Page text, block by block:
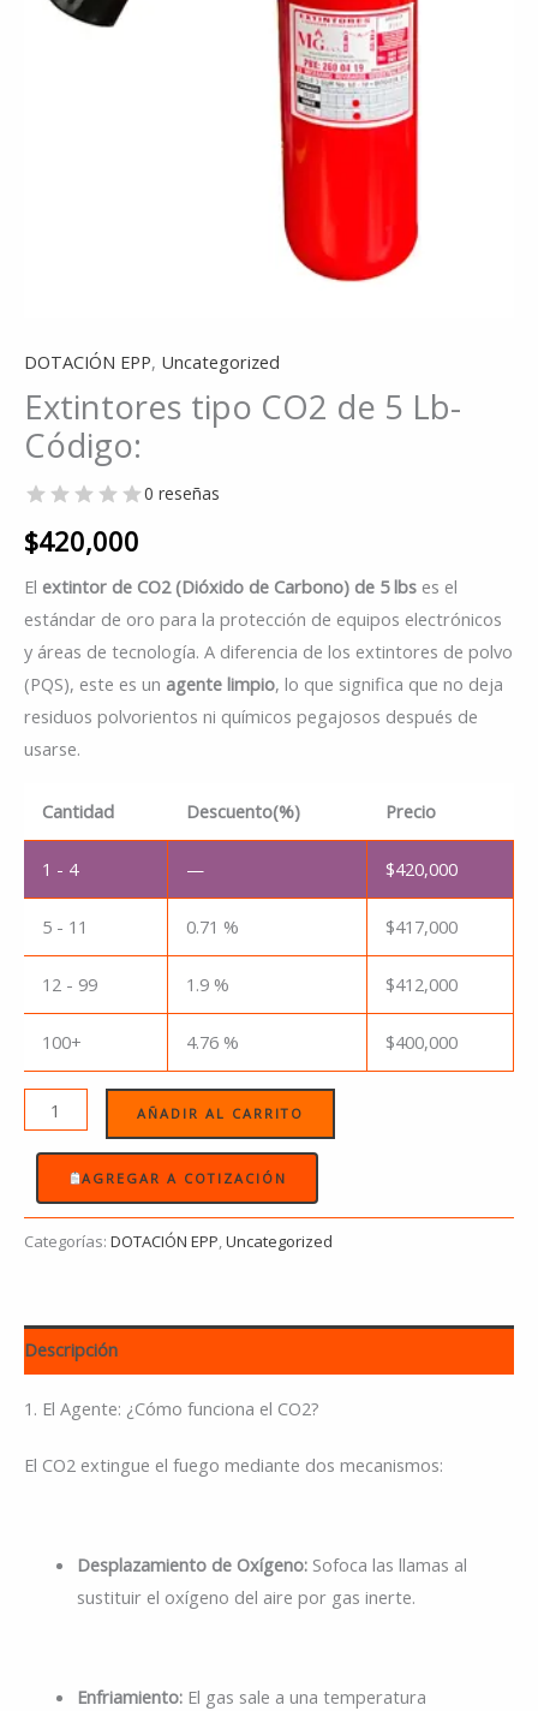
DOTACIÓN EPP, Uncategorized
Extintores tipo CO2 de 5 Lb-
Código:
0 reseñas
$420,000
El extintor de CO2 (Dióxido de Carbono) de 5 lbs es el
estándar de oro para la protección de equipos electrónicos
y áreas de tecnología. A diferencia de los extintores de polvo
(PQS), este es un agente limpio, lo que significa que no deja
residuos polvorientos ni químicos pegajosos después de
usarse.
Cantidad Descuento(%) Precio
1 - 4 — $420,000
5 - 11 0.71 % $417,000
12 - 99 1.9 % $412,000
100+ 4.76 % $400,000
AÑADIR AL CARRITO
AGREGAR A COTIZACIÓN
Categorías: DOTACIÓN EPP Uncategorized
Descripción
1. El Agente: ¿Cómo funciona el CO2?
El CO2 extingue el fuego mediante dos mecanismos:
Desplazamiento de Oxígeno:Sofoca las llamas al
sustituir el oxígeno del aire por gas inerte.
Enfriamiento:El gas sale a una temperatura